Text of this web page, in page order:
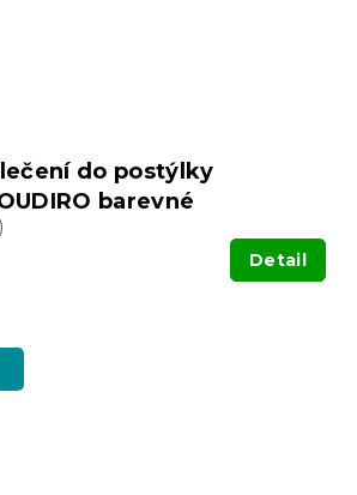
do postýlky
barevné
Detail